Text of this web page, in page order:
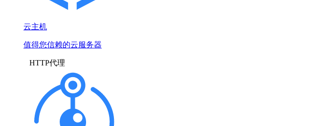
云主机
值得您信赖的云服务器
HTTP代理